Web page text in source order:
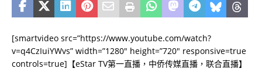
[smartvideo src=”https://www.youtube.com/watch?
v=q4CzIuiYWvs” width=”1280″ height=”720″ responsive=true
controls=true]【eStar TV第一直播，中侨传媒直播，联合直播】